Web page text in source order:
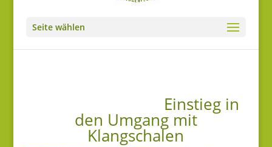
Seite wählen
Einstieg in
den Umgang mit
Klangschalen